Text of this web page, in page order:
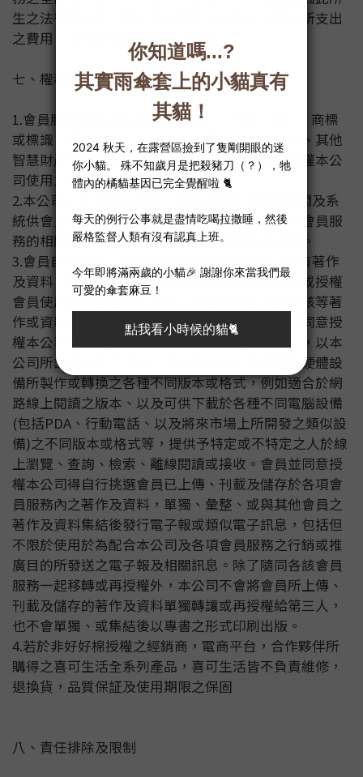
生之法律責任外，對於本公司因此所受之損害及所支出
之費用，並應負賠償及償還之責任。
七、權利歸屬及會員對本公司的授權
1.會員服務所提供的所有網頁設計、介面、URL、商標
或標識、電腦程式、資料庫等，其商標、著作權、其他
智慧財產權及資料所有權等，均屬於本公司或授權本公
司使用之合法權利人所有。
2.本公司之各項會員服務，僅提供相關伺服器空間及系
統供會員使用，會員不因此而取得本公司及個別會員服
務的相關商標、著作權或其他智慧財產權之授權。
3.會員自行上傳、刊載及儲存於會員服務內之所有著作
及資料，其著作權或其他智慧財產權仍然歸會員或授權
會員使用之合法權利人所有；但會員除必須擔保該等著
作或資料絕無違反法令或侵害第三人權益外，並同意授
權本公司得儲存、刊載於網站上，並得經由網站，以本
公司所認為適當之方式，包括為配合不同軟體或硬體設
備所製作或轉換之各種不同版本或格式，例如適合於網
路線上閱讀之版本、以及可供下載於各種不同電腦設備
(包括PDA、行動電話、以及將來市場上所開發之類似設
備)之不同版本或格式等，提供予特定或不特定之人於線
上瀏覽、查詢、檢索、離線閱讀或接收。會員並同意授
權本公司得自行挑選會員已上傳、刊載及儲存於各項會
員服務內之著作及資料，單獨、彙整、或與其他會員之
著作及資料集結後發行電子報或類似電子訊息，包括但
不限於使用於為配合本公司及各項會員服務之行銷或推
廣目的所發送之電子報及相關訊息。除了隨同各該會員
服務一起移轉或再授權外，本公司不會將會員所上傳、
刊載及儲存的著作及資料單獨轉讓或再授權給第三人，
也不會單獨、或集結後以專書之形式印刷出版。
4.若於非好好棉授權之經銷商，電商平台，合作夥伴所
購得之喜可生活全系列產品，喜可生活皆不負責維修，
退換貨，品質保証及使用期限之保固
八、責任排除及限制